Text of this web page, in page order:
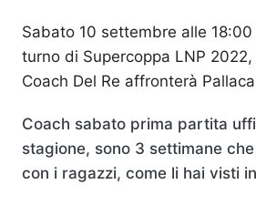
Sabato 10 settembre alle
turno di Supercoppa LNP
Coach Del Re affronterà
Coach sabato prima partita
stagione, sono 3 settimane
con i ragazzi, come li hai visti